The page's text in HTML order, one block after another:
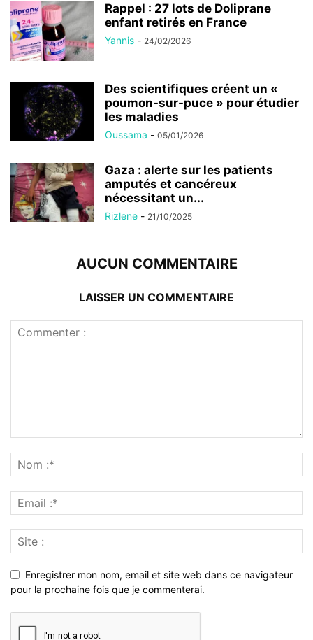
Rappel : 27 lots de Doliprane
enfant retirés en France
Yannis - 24/02/2026
Des scientifiques créent un «
poumon-sur-puce » pour étudier
les maladies
Oussama - 05/01/2026
Gaza : alerte sur les patients
amputés et cancéreux
nécessitant un...
Rizlene - 21/10/2025
AUCUN COMMENTAIRE
LAISSER UN COMMENTAIRE
Enregistrer mon nom, email et site web dans ce navigateur
pour la prochaine fois que je commenterai.